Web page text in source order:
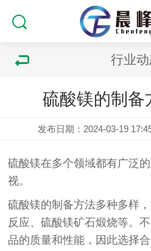
行业
硫酸镁的制备
发布日期：2024-03-19
硫酸镁在多个领域都有广泛
视。
硫酸镁的制备方法多种多样
反应、硫酸镁矿石煅烧等。
品的质量和性能，因此选择